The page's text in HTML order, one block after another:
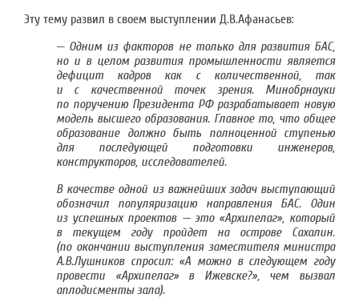
Эту тему развил в своем выступлении Д.В.Афанасьев:
— Одним из факторов не только для развития БАС,
но и в целом развития промышленности является
дефицит кадров как с количественной, так
и с качественной точек зрения. Минобрнауки
по поручению Президента РФ разрабатывает новую
модель высшего образования. Главное то, что общее
образование должно быть полноценной ступенью
для последующей подготовки инженеров,
конструкторов, исследователей.
В качестве одной из важнейших задач выступающий
обозначил популяризацию направления БАС. Один
из успешных проектов — это «Архипелаг», который
в текущем году пройдет на острове Сахалин.
(по окончании выступления заместителя министра
А.В.Лушников спросил: «А можно в следующем году
провести «Архипелаг» в Ижевске?», чем вызвал
аплодисменты зала).